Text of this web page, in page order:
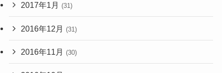
2017年1月 (31)
2016年12月 (31)
2016年11月 (30)